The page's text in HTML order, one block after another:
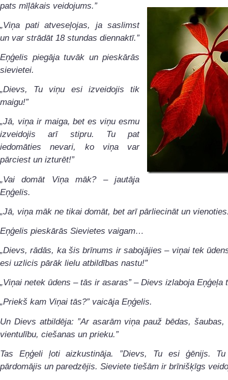
pats mīļākais veidojums.”
„Viņa pati atveseļojas, ja saslimst
un var strādāt 18 stundas diennaktī.”
Eņģelis piegāja tuvāk un pieskārās
sievietei.
„Dievs, Tu viņu esi izveidojis tik
maigu!”
„Jā, viņa ir maiga, bet es viņu esmu
izveidojis arī stipru. Tu pat
iedomāties nevari, ko viņa var
pārciest un izturēt!”
„Vai domāt Viņa māk? – jautāja
Eņģelis.
„Jā, viņa māk ne tikai domāt, bet arī pārliecināt un
Eņģelis pieskārās Sievietes vaigam…
„Dievs, rādās, ka šis brīnums ir sabojājies – viņai tek
esi uzlicis pārāk lielu atbildības nastu!”
„Viņai netek ūdens – tās ir asaras” – Dievs izlaboja Eņģeļa
„Priekš kam Viņai tās?” vaicāja Eņģelis.
Un Dievs atbildēja: ”Ar asarām viņa pauž bēdas, šaubas,
vientulību, ciešanas un prieku.”
Tas Eņģeli ļoti aizkustināja. ”Dievs, Tu esi ģēnijs.
pārdomājis un paredzējis. Sieviete tiešām ir brīnišķīgs